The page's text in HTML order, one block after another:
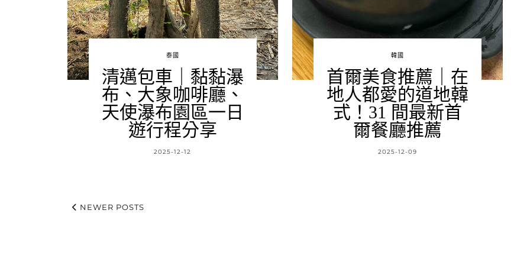
泰國
清邁包車｜黏黏瀑
布、大象咖啡廳、
天使瀑布園區一日
遊行程分享
2025-12-12
韓國
首爾美食推薦｜在
地人都愛的道地韓
式！31 間最新首
爾餐廳推薦
2025-12-09
NEWER POSTS